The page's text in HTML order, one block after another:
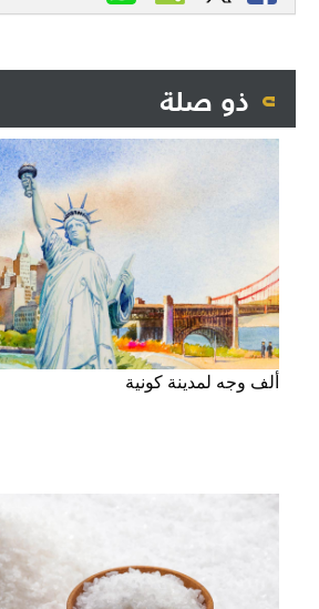
ذو صلة
ألف وجه لمدينة كونية